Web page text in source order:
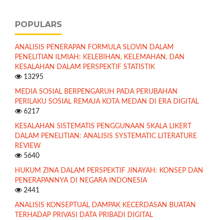
POPULARS
ANALISIS PENERAPAN FORMULA SLOVIN DALAM
PENELITIAN ILMIAH: KELEBIHAN, KELEMAHAN, DAN
KESALAHAN DALAM PERSPEKTIF STATISTIK
13295
MEDIA SOSIAL BERPENGARUH PADA PERUBAHAN
PERILAKU SOSIAL REMAJA KOTA MEDAN DI ERA DIGITAL
6217
KESALAHAN SISTEMATIS PENGGUNAAN SKALA LIKERT
DALAM PENELITIAN: ANALISIS SYSTEMATIC LITERATURE
REVIEW
5640
HUKUM ZINA DALAM PERSPEKTIF JINAYAH: KONSEP DAN
PENERAPANNYA DI NEGARA INDONESIA
2441
ANALISIS KONSEPTUAL DAMPAK KECERDASAN BUATAN
TERHADAP PRIVASI DATA PRIBADI DIGITAL